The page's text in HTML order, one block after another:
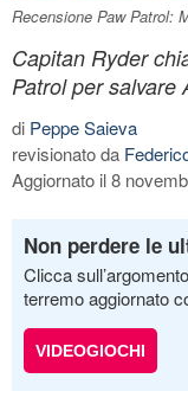
Recensione Paw Patrol:
Capitan Ryder
Patrol per salvare
di Peppe Saieva
revisionato da
Aggiornato il 8
Non perdere le
Clicca
terremo aggiornato
VIDEOGIOCHI